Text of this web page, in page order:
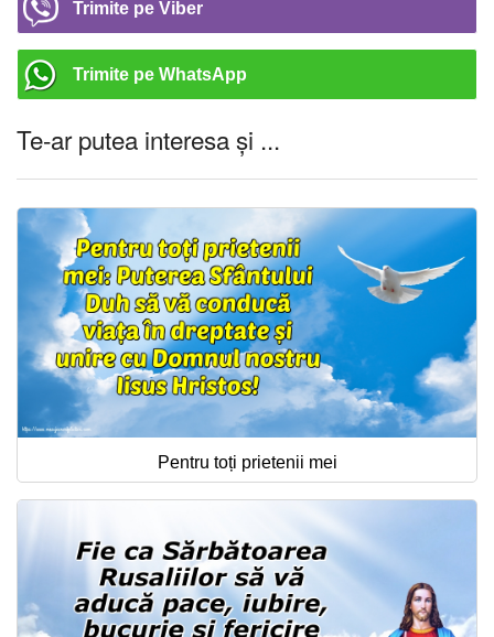
Trimite pe Viber
Trimite pe WhatsApp
Te-ar putea interesa și ...
Pentru toți prietenii mei